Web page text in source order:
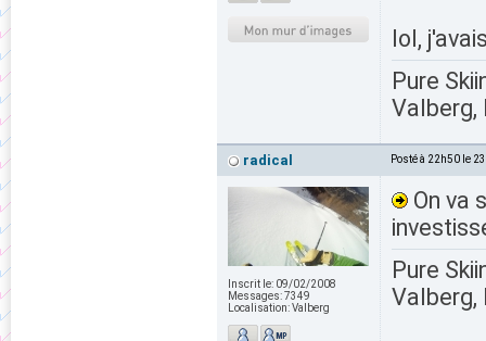
lol,
Pure
Valberg,
radical Posté à 22h50 le
Inscrit le: 09/02/2008
Messages:7349
Localisation:Valberg
On va
Pure
Valberg,